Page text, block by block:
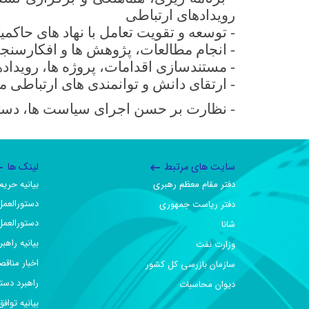
رویدادهای ارتباطی
- توسعه و تقویت تعامل با نهاد های
- انجام مطالعات، پژوهش ها و
- مستندسازی اقدامات، پروژه ها،
- ارتقای دانش و توانمندی های
- نظارت بر حسن اجرای سیاست ها،
سایت های مرتبط
دفتر مقام معظم رهبری
دفتر ریاست جمهوری
شانا
وزارت نفت
سازمان بازرسی کل کشور
دیوان محاسبات
لینک ها
بیانیه
بیانیه
اخبار
راهبرد
بیانیه